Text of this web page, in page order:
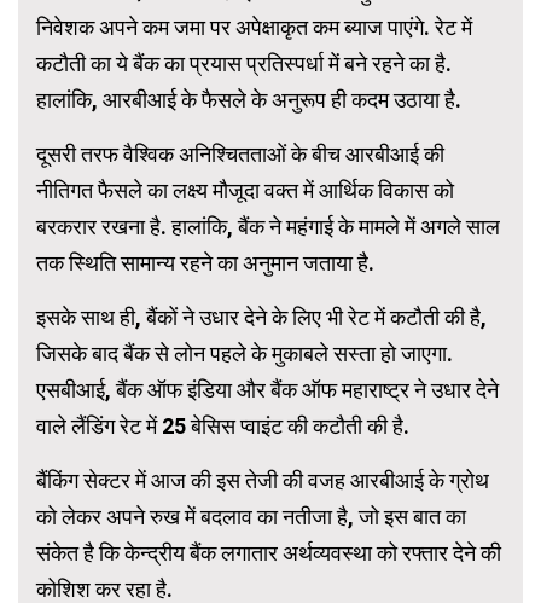
निवेशक अपने कम जमा पर अपेक्षाकृत कम ब्याज पाएंगे. रेट में
कटौती का ये बैंक का प्रयास प्रतिस्पर्धा में बने रहने का है.
हालांकि, आरबीआई के फैसले के अनुरूप ही कदम उठाया है.
दूसरी तरफ वैश्विक अनिश्चितताओं के बीच आरबीआई की
नीतिगत फैसले का लक्ष्य मौजूदा वक्त में आर्थिक विकास को
बरकरार रखना है. हालांकि, बैंक ने महंगाई के मामले में अगले साल
तक स्थिति सामान्य रहने का अनुमान जताया है.
इसके साथ ही, बैंकों ने उधार देने के लिए भी रेट में कटौती की है,
जिसके बाद बैंक से लोन पहले के मुकाबले सस्ता हो जाएगा.
एसबीआई, बैंक ऑफ इंडिया और बैंक ऑफ महाराष्ट्र ने उधार देने
वाले लैंडिंग रेट में 25 बेसिस प्वाइंट की कटौती की है.
बैंकिंग सेक्टर में आज की इस तेजी की वजह आरबीआई के ग्रोथ
को लेकर अपने रुख में बदलाव का नतीजा है, जो इस बात का
संकेत है कि केन्द्रीय बैंक लगातार अर्थव्यवस्था को रफ्तार देने की
कोशिश कर रहा है.